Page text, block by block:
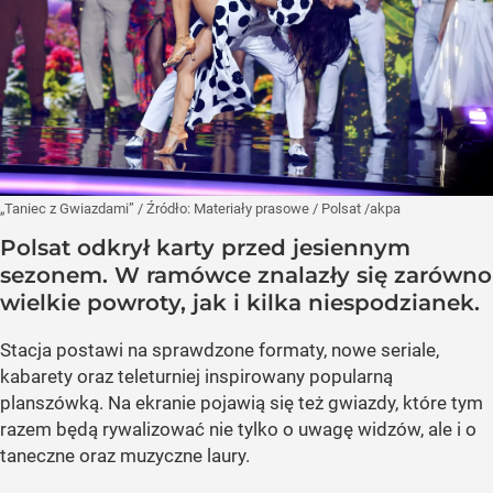
„Taniec z Gwiazdami” / Źródło: Materiały prasowe / Polsat /akpa
Polsat odkrył karty przed jesiennym
sezonem. W ramówce znalazły się zarówno
wielkie powroty, jak i kilka niespodzianek.
Stacja postawi na sprawdzone formaty, nowe seriale,
kabarety oraz teleturniej inspirowany popularną
planszówką. Na ekranie pojawią się też gwiazdy, które tym
razem będą rywalizować nie tylko o uwagę widzów, ale i o
taneczne oraz muzyczne laury.